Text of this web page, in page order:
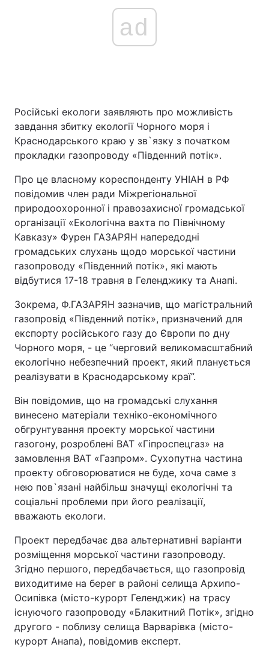
ad
Російські екологи заявляють про можливість
завдання збитку екології Чорного моря і
Краснодарського краю у зв`язку з початком
прокладки газопроводу «Південний потік».
Про це власному кореспонденту УНІАН в РФ
повідомив член ради Міжрегіональної
природоохоронної і правозахисної громадської
організації «Екологічна вахта по Північному
Кавказу» Фурен ГАЗАРЯН напередодні
громадських слухань щодо морської частини
газопроводу «Південний потік», які мають
відбутися 17-18 травня в Геленджику та Анапі.
Зокрема, Ф.ГАЗАРЯН зазначив, що магістральний
газопровід «Південний потік», призначений для
експорту російського газу до Європи по дну
Чорного моря, - це “черговий великомасштабний
екологічно небезпечний проект, який планується
реалізувати в Краснодарському краї”.
Він повідомив, що на громадські слухання
винесено матеріали техніко-економічного
обгрунтування проекту морської частини
газогону, розроблені ВАТ «Гіпроспецгаз» на
замовлення ВАТ «Газпром». Сухопутна частина
проекту обговорюватися не буде, хоча саме з
нею пов`язані найбільш значущі екологічні та
соціальні проблеми при його реалізації,
вважають екологи.
Проект передбачає два альтернативні варіанти
розміщення морської частини газопроводу.
Згідно першого, передбачається, що газопровід
виходитиме на берег в районі селища Архипо-
Осипівка (місто-курорт Геленджик) на трасу
існуючого газопроводу «Блакитний Потік», згідно
другого - поблизу селища Варварівка (місто-
курорт Анапа), повідомив експерт.